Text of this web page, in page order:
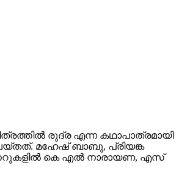
രുദ്ര എന്ന കഥാപാത്രമായി
മഹേഷ് ബാബു, പ്രിയങ്ക
കെ എൽ നാരായണ, എസ്